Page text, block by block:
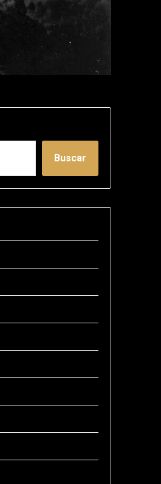
Buscar